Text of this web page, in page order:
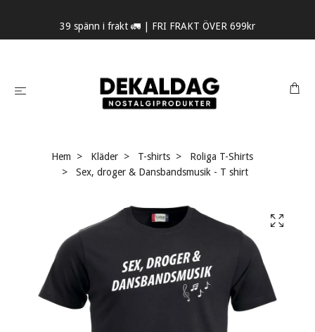
39 spänn i frakt 🚛 | FRI FRAKT ÖVER 699kr
Hem Kläder T-shirts
Roliga T-Shirts
Sex, droger & Dansbandsmusik - T shirt